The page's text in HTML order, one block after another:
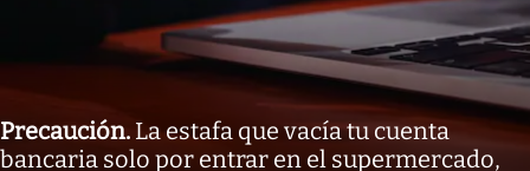
Precaución. La estafa que vacía tu cuenta
bancaria solo por entrar en el supermercado,